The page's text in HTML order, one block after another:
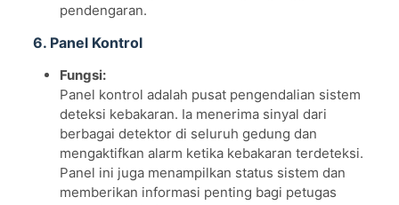
pendengaran.
6. Panel Kontrol
Fungsi:
Panel kontrol adalah pusat pengendalian sistem
deteksi kebakaran. Ia menerima sinyal dari
berbagai detektor di seluruh gedung dan
mengaktifkan alarm ketika kebakaran terdeteksi.
Panel ini juga menampilkan status sistem dan
memberikan informasi penting bagi petugas